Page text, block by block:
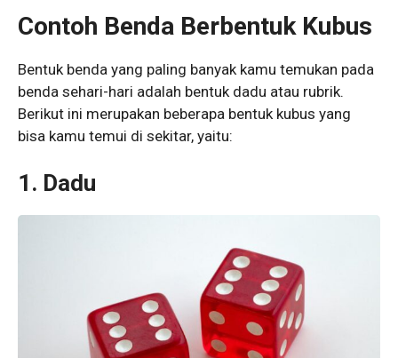
Contoh Benda Berbentuk Kubus
Bentuk benda yang paling banyak kamu temukan pada
benda sehari-hari adalah bentuk dadu atau rubrik.
Berikut ini merupakan beberapa bentuk kubus yang
bisa kamu temui di sekitar, yaitu:
1. Dadu